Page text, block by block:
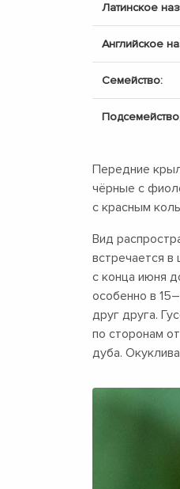
Латинское
Английское
Семейство:
Передние
чёрные с
с красным
Вид
встречается
с конца июня
особенно в
друг друга.
по сторонам
дуба.